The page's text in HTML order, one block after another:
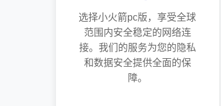
选择小火箭pc版，享受全球
范围内安全稳定的网络连
接。我们的服务为您的隐私
和数据安全提供全面的保
障。